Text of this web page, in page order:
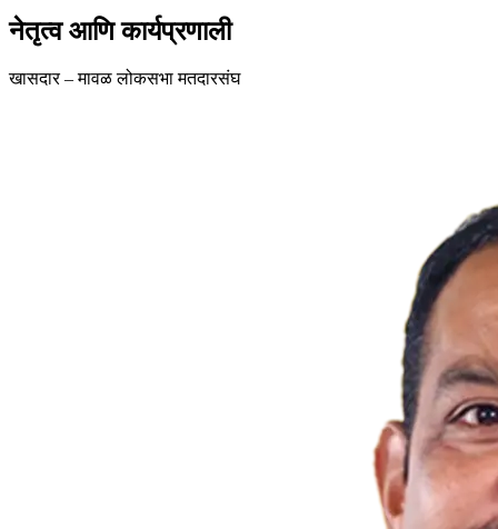
नेतृत्व आणि कार्यप्रणाली
खासदार – मावळ लोकसभा मतदारसंघ